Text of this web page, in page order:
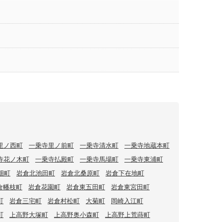
ノ西町 一乗寺里ノ前町 一乗寺清水町
一乗寺地蔵本町
花ノ木町 一乗寺払殿町 一乗寺馬場町
一乗寺東浦町
町 岩倉北池田町 岩倉北桑原町
岩倉下在地町
幡枝町 岩倉花園町 岩倉東五田町
岩倉東宮田町
岩倉三宅町 岩倉村松町 大菊町
岡崎入江町
上高野大塚町 上高野奥小森町 上高野上荒蒔町